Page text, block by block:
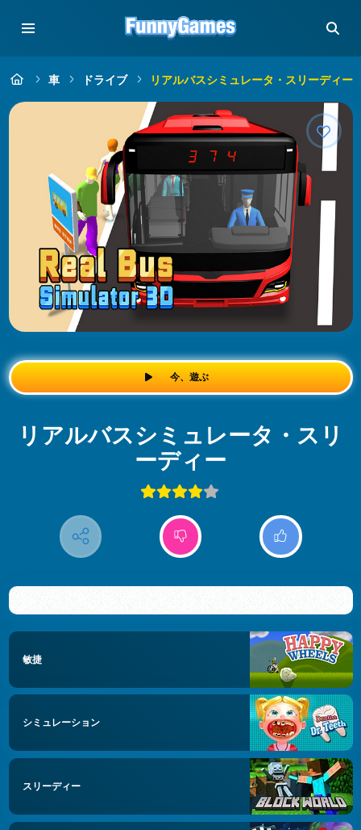
車 ドライブ リアルバスシミュレータ・スリーディー
今、遊ぶ
リアルバスシミュレータ・スリ
ーディー
敏捷
シミュレーション
スリーディー